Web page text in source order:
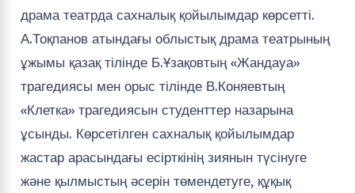
драма театрда сахналық қойылымдар көрсетті.
А.Тоқпанов атындағы облыстық драма театрының
ұжымы қазақ тілінде Б.Ұзақовтың «Жандауа»
трагедиясы мен орыс тілінде В.Коняевтың
«Клетка» трагедиясын студенттер назарына
ұсынды. Көрсетілген сахналық қойылымдар
жастар арасындағы есірткінің зиянын түсінуге
және қылмыстың әсерін төмендетуге, құқық